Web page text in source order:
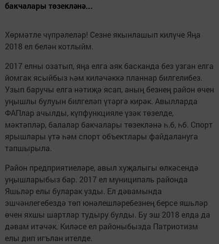
бакчалары төзекләнә...
Хөрмәтле чүпрәлеләр! Сезне якынлашып килүче Яңа
2018 ел белән котлыйм.
2017 елны озатып, яңа елга аяк басканда без узган елга
йомгак ясыйбыз һәм киләчәккә планнар билгелибез.
Узып баручы елга нәтиҗә ясап, аның безнең район өчен
уңышлы булуын билгеләп үтәргә кирәк. Авылларда
ФАПлар ачылды, күпфункцияле үзәк төзелде,
мәктәпләр, балалар бакчалары төзекләнә һ.б, һб. Спорт
ярышлары үтә һәм спорт объектлары файдалануга
тапшырыла.
Район предприятиеләре, авыл хуҗалыгы өлкәсендә
уңышларыбыз бар. 2017 ел муниципаль районда
Яшьләр елы буларак узды. Ел дәвамында
эшчәнлегебездә төп юнәлешләребезнең берсе яшьләр
өчен яхшы шартлар тудыру булды. Бу эш 2018 елда да
дәвам итәчәк. Киләсе ел районыбызда Патриотизм
елы дип игълан ителде.